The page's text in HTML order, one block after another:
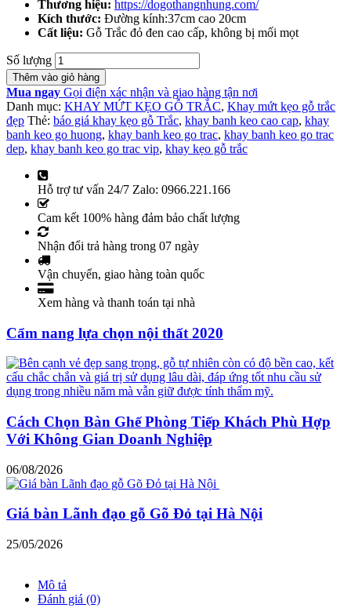
Thương hiệu: https://dogothangnhung.com/
Kích thước: Đường kính:37cm cao 20cm
Cất liệu: Gỗ Trắc đỏ đen cao cấp, không bị mối mọt
Số lượng
Thêm vào giỏ hàng
Mua ngay Gọi điện xác nhận và giao hàng tận nơi
Danh mục: KHAY MỨT KẸO GỖ TRẮC, Khay mứt kẹo gỗ trắc
đẹp Thẻ: báo giá khay kẹo gỗ Trắc, khay banh keo cao cap, khay
banh keo go huong, khay banh keo go trac, khay banh keo go trac
dep, khay banh keo go trac vip, khay kẹo gỗ trắc
Hỗ trợ tư vấn 24/7 Zalo: 0966.221.166
Cam kết 100% hàng đảm bảo chất lượng
Nhận đổi trả hàng trong 07 ngày
Vận chuyển, giao hàng toàn quốc
Xem hàng và thanh toán tại nhà
Cẩm nang lựa chọn nội thất 2020
Cách Chọn Bàn Ghế Phòng Tiếp Khách Phù Hợp
Với Không Gian Doanh Nghiệp
06/08/2026
Giá bàn Lãnh đạo gỗ Gõ Đỏ tại Hà Nội
25/05/2026
Mô tả
Đánh giá (0)